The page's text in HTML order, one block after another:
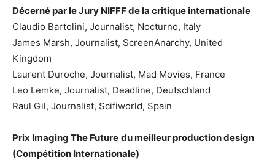
Décerné par le Jury NIFFF de la critique internationale
Claudio Bartolini, Journalist, Nocturno, Italy
James Marsh, Journalist, ScreenAnarchy, United
Kingdom
Laurent Duroche, Journalist, Mad Movies, France
Leo Lemke, Journalist, Deadline, Deutschland
Raul Gil, Journalist, Scifiworld, Spain
Prix Imaging The Future du meilleur production design
(Compétition Internationale)